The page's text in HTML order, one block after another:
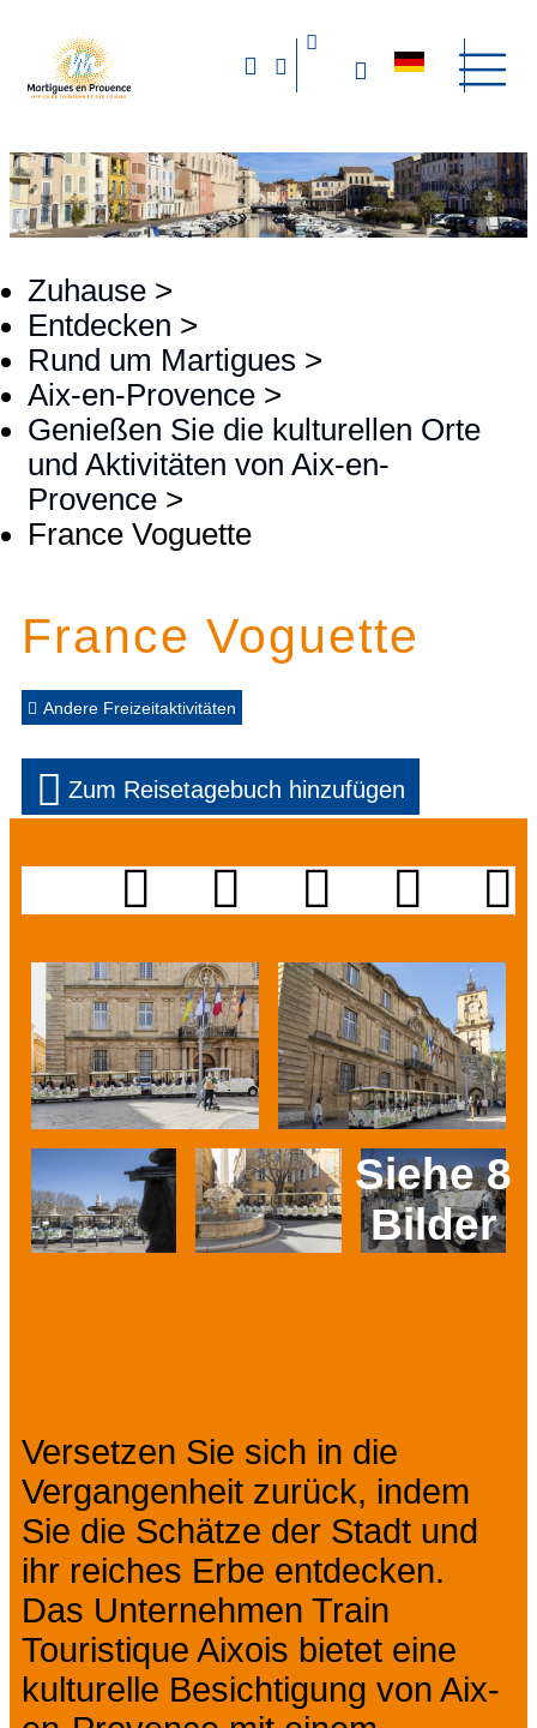
Zuhause >
Entdecken >
Rund um Martigues >
Aix-en-Provence >
Genießen Sie die kulturellen Orte
und Aktivitäten von Aix-en-
Provence >
France Voguette
France Voguette
Andere Freizeitaktivitäten
Zum Reisetagebuch hinzufügen
Siehe 8
Bilder
Versetzen Sie sich in die
Vergangenheit zurück, indem
Sie die Schätze der Stadt und
ihr reiches Erbe entdecken.
Das Unternehmen Train
Touristique Aixois bietet eine
kulturelle Besichtigung von Aix-